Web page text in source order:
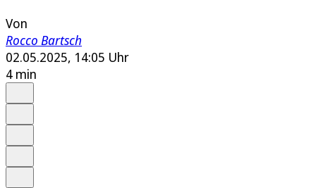
Von
Rocco Bartsch
02.05.2025, 14:05 Uhr
4 min